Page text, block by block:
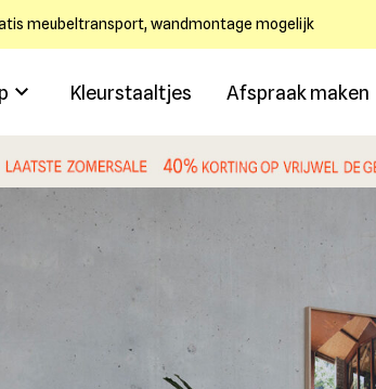
meubeltransport, wandmontage mogelijk
Kleurstaaltjes Afspraak maken
.